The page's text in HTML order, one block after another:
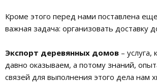
Кроме этого перед нами поставлена
важная задача: организовать доставку
Экспорт деревянных домов –
давно оказываем, а потому знаний,
связей для выполнения этого дела нам